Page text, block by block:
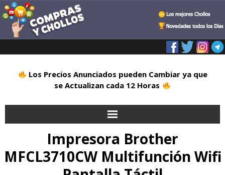
Los Precios Anunciados pueden Cambiar ya que
se Actualizan cada 12 Horas
Alimentación
Impresora Brother
MFCL3710CW Multifunción Wifi